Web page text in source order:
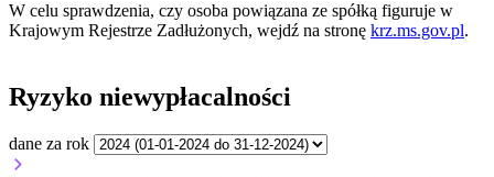
W celu sprawdzenia, czy osoba powiązana ze spółką figuruje w
Krajowym Rejestrze Zadłużonych, wejdź na stronę krz.ms.gov.pl.
Ryzyko niewypłacalności
dane za rok